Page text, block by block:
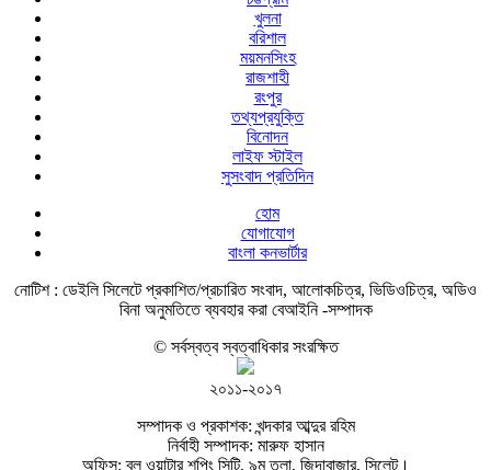
খুলনা
বরিশাল
ময়মনসিংহ
রাজশাহী
রংপুর
তথ্যপ্রযুক্তি
বিনোদন
লাইফ স্টাইল
সুসংবাদ প্রতিদিন
হোম
যোগাযোগ
বাংলা কনভার্টার
নোটিশ : ডেইলি সিলেটে প্রকাশিত/প্রচারিত সংবাদ, আলোকচিত্র, ভিডিওচিত্র, অডিও
বিনা অনুমতিতে ব্যবহার করা বেআইনি -সম্পাদক
© সর্বস্বত্ব স্বত্বাধিকার সংরক্ষিত
২০১১-২০১৭
সম্পাদক ও প্রকাশক: খন্দকার আব্দুর রহিম
নির্বাহী সম্পাদক: মারুফ হাসান
অফিস: ব্লু ওয়াটার শপিং সিটি, ৯ম তলা, জিন্দাবাজার, সিলেট।